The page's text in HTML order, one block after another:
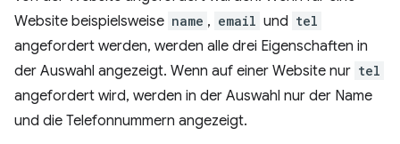
Website beispielsweise name , email und tel
angefordert werden, werden alle drei Eigenschaften in
der Auswahl angezeigt. Wenn auf einer Website nur tel
angefordert wird, werden in der Auswahl nur der Name
und die Telefonnummern angezeigt.